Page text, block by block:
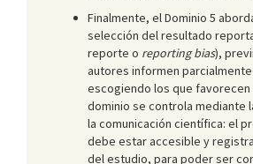
Finalmente, el Dominio 5
selección del resultado
reporte o reporting bias),
autores informen
escogiendo los que favorecen
dominio se controla mediante
la comunicación científica: el
debe estar accesible y
del estudio, para poder ser